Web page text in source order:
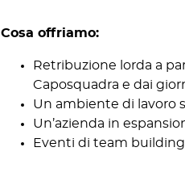
Cosa offriamo:
Retribuzione lorda a
Caposquadra e dai
Un ambiente di lavoro
Un’azienda in
Eventi di team